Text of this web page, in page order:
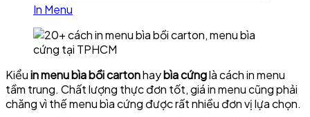
In Menu
Kiểuin menu bìa bồi cartonhaybìa cứnglà cách in menu
tầm trung. Chất lượng thực đơn tốt, giá in menu cũng phải
chăng vì thế menu bìa cứng được rất nhiều đơn vị lựa chọn.